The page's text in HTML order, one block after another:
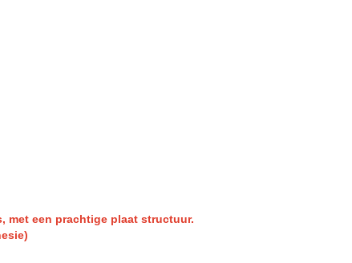
met een prachtige plaat structuur.